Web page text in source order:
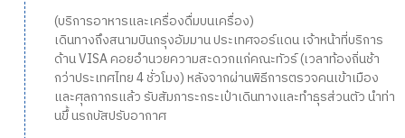
(บริการอาหารและเครื่องดื่มบนเครื่อง)
เดินทางถึงสนามบินกรุงอัมมาน ประเทศจอร์แดน เจ้าหน้าที่บริการ
ด้าน VISA คอยอำนวยความสะดวกแก่คณะทัวร์ (เวลาท้องถิ่นช้า
กว่าประเทศไทย 4 ชั่วโมง) หลังจากผ่านพิธีการตรวจคนเข้าเมือง
และศุลกากรแล้ว รับสัมภาระกระเป๋าเดินทางและทำธุรส่วนตัว นำท่า
นขึ้ นรถบัสปรับอากาศ